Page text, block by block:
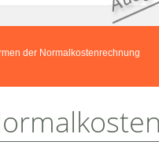
der Normalkostenrechnung